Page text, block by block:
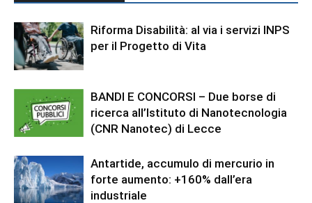
Riforma Disabilità: al via i servizi INPS
per il Progetto di Vita
BANDI E CONCORSI – Due borse di
ricerca all’Istituto di Nanotecnologia
(CNR Nanotec) di Lecce
Antartide, accumulo di mercurio in
forte aumento: +160% dall’era
industriale